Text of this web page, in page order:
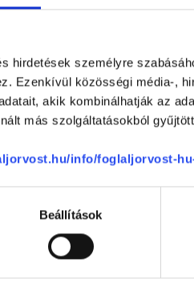
hirdetések személyre
Ezenkívül közösségi média-,
akik kombinálhatják az
más szolgáltatásokból
info/foglaljorvost-
Beállítások